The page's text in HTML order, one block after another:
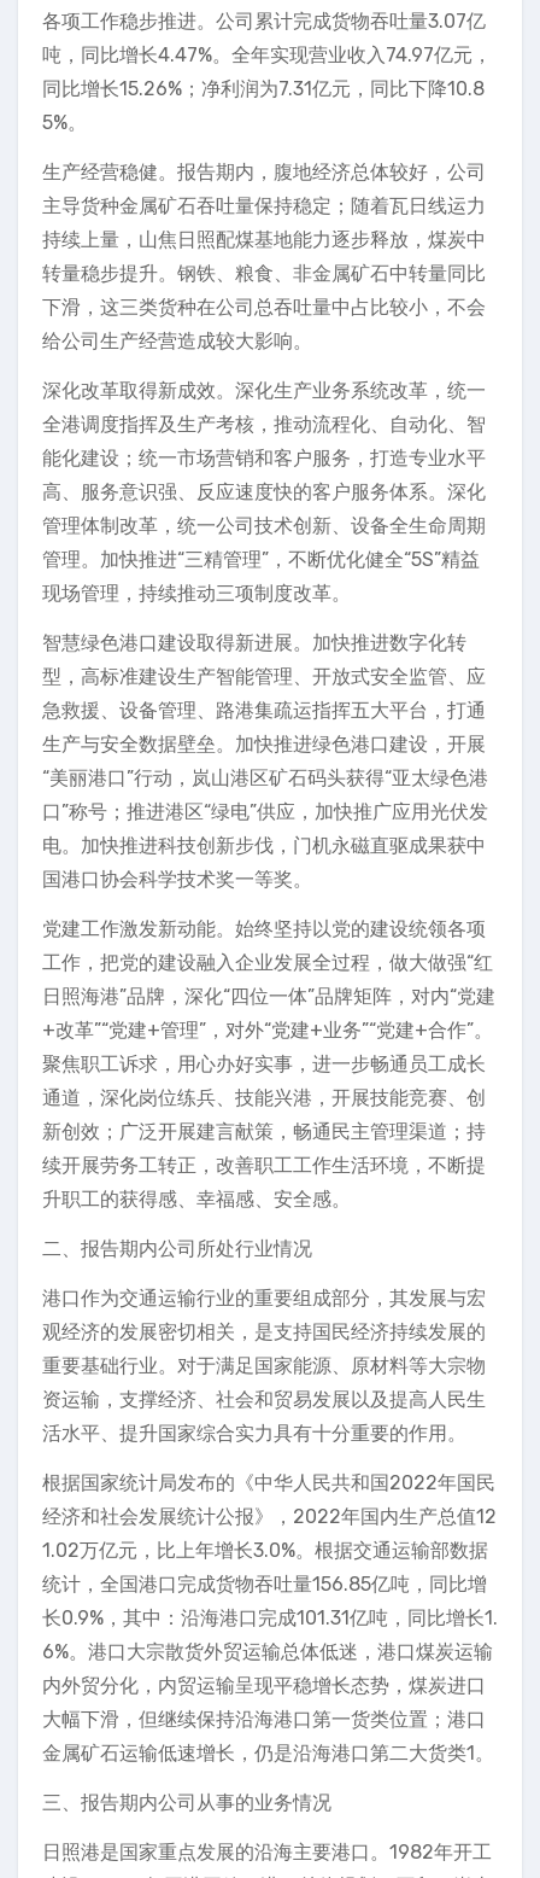
各项工作稳步推进。公司累计完成货物吞吐量3.07亿
吨，同比增长4.47%。全年实现营业收入74.97亿元，
同比增长15.26%；净利润为7.31亿元，同比下降10.8
5%。
生产经营稳健。报告期内，腹地经济总体较好，公司
主导货种金属矿石吞吐量保持稳定；随着瓦日线运力
持续上量，山焦日照配煤基地能力逐步释放，煤炭中
转量稳步提升。钢铁、粮食、非金属矿石中转量同比
下滑，这三类货种在公司总吞吐量中占比较小，不会
给公司生产经营造成较大影响。
深化改革取得新成效。深化生产业务系统改革，统一
全港调度指挥及生产考核，推动流程化、自动化、智
能化建设；统一市场营销和客户服务，打造专业水平
高、服务意识强、反应速度快的客户服务体系。深化
管理体制改革，统一公司技术创新、设备全生命周期
管理。加快推进“三精管理”，不断优化健全“5S”精益
现场管理，持续推动三项制度改革。
智慧绿色港口建设取得新进展。加快推进数字化转
型，高标准建设生产智能管理、开放式安全监管、应
急救援、设备管理、路港集疏运指挥五大平台，打通
生产与安全数据壁垒。加快推进绿色港口建设，开展
“美丽港口”行动，岚山港区矿石码头获得“亚太绿色港
口”称号；推进港区“绿电”供应，加快推广应用光伏发
电。加快推进科技创新步伐，门机永磁直驱成果获中
国港口协会科学技术奖一等奖。
党建工作激发新动能。始终坚持以党的建设统领各项
工作，把党的建设融入企业发展全过程，做大做强“红
日照海港”品牌，深化“四位一体”品牌矩阵，对内“党建
+改革”“党建+管理”，对外“党建+业务”“党建+合作”。
聚焦职工诉求，用心办好实事，进一步畅通员工成长
通道，深化岗位练兵、技能兴港，开展技能竞赛、创
新创效；广泛开展建言献策，畅通民主管理渠道；持
续开展劳务工转正，改善职工工作生活环境，不断提
升职工的获得感、幸福感、安全感。
二、报告期内公司所处行业情况
港口作为交通运输行业的重要组成部分，其发展与宏
观经济的发展密切相关，是支持国民经济持续发展的
重要基础行业。对于满足国家能源、原材料等大宗物
资运输，支撑经济、社会和贸易发展以及提高人民生
活水平、提升国家综合实力具有十分重要的作用。
根据国家统计局发布的《中华人民共和国2022年国民
经济和社会发展统计公报》，2022年国内生产总值12
1.02万亿元，比上年增长3.0%。根据交通运输部数据
统计，全国港口完成货物吞吐量156.85亿吨，同比增
长0.9%，其中：沿海港口完成101.31亿吨，同比增长1.
6%。港口大宗散货外贸运输总体低迷，港口煤炭运输
内外贸分化，内贸运输呈现平稳增长态势，煤炭进口
大幅下滑，但继续保持沿海港口第一货类位置；港口
金属矿石运输低速增长，仍是沿海港口第二大货类1。
三、报告期内公司从事的业务情况
日照港是国家重点发展的沿海主要港口。1982年开工